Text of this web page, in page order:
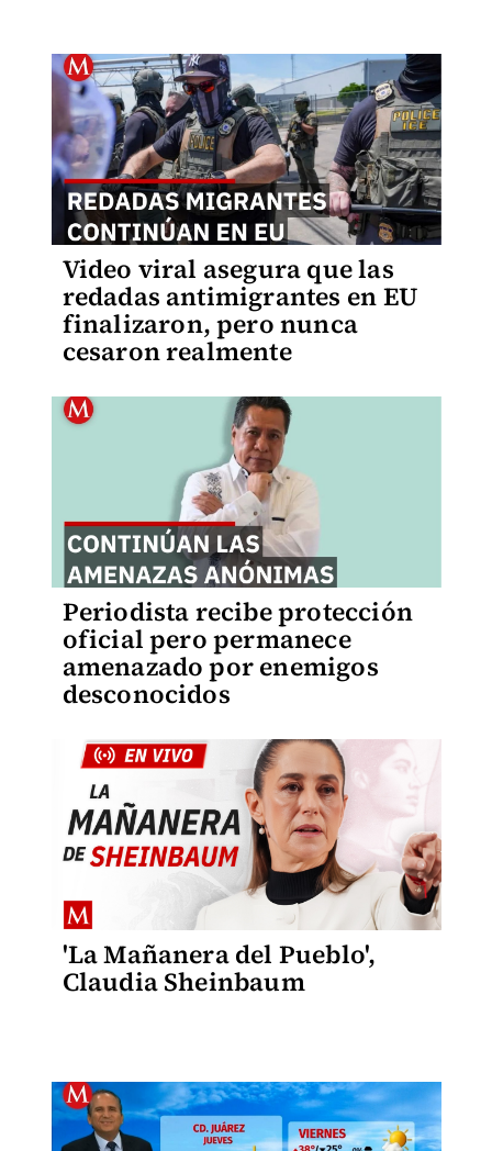
Video viral asegura que las
redadas antimigrantes en EU
finalizaron, pero nunca
cesaron realmente
Periodista recibe protección
oficial pero permanece
amenazado por enemigos
desconocidos
'La Mañanera del Pueblo',
Claudia Sheinbaum